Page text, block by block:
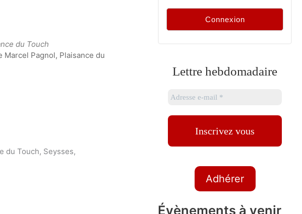
du Touch
Pagnol, Plaisance du
du Touch, Seysses,
Lettre hebdomadaire
Adhérer
Évènements à venir